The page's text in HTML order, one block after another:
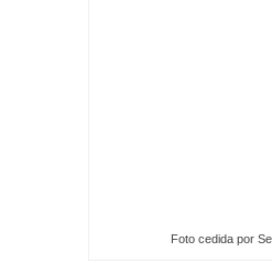
Foto cedida por